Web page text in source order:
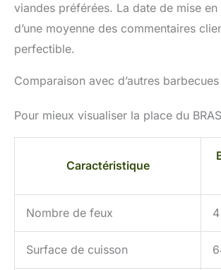
viandes préférées. La date de mise
d’une moyenne des commentaires
perfectible.
Comparaison avec d’autres
Pour mieux visualiser la place du
Caractéristique
Nombre de feux
Surface de cuisson